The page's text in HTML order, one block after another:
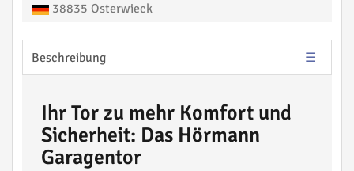
38835 Osterwieck
Beschreibung
Ihr Tor zu mehr Komfort und
Sicherheit: Das Hörmann
Garagentor